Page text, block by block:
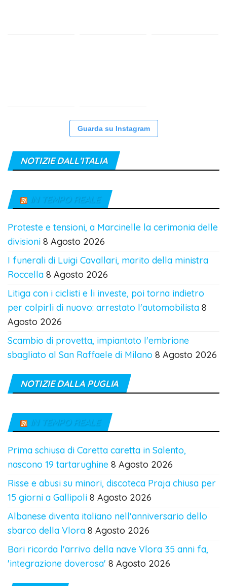
Guarda su Instagram
NOTIZIE DALL’ITALIA
IN TEMPO REALE
Proteste e tensioni, a Marcinelle la cerimonia delle
divisioni 8 Agosto 2026
I funerali di Luigi Cavallari, marito della ministra
Roccella 8 Agosto 2026
Litiga con i ciclisti e li investe, poi torna indietro
per colpirli di nuovo: arrestato l'automobilista 8
Agosto 2026
Scambio di provetta, impiantato l'embrione
sbagliato al San Raffaele di Milano 8 Agosto 2026
NOTIZIE DALLA PUGLIA
IN TEMPO REALE
Prima schiusa di Caretta caretta in Salento,
nascono 19 tartarughine 8 Agosto 2026
Risse e abusi su minori, discoteca Praja chiusa per
15 giorni a Gallipoli 8 Agosto 2026
Albanese diventa italiano nell'anniversario dello
sbarco della Vlora 8 Agosto 2026
Bari ricorda l'arrivo della nave Vlora 35 anni fa,
'integrazione doverosa' 8 Agosto 2026